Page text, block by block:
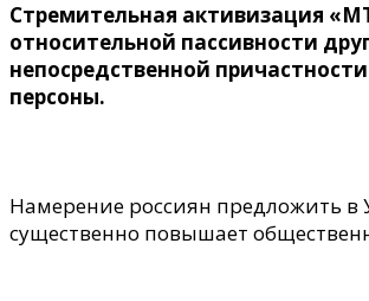
Стремительная активизация
относительной пассивности
непосредственной
персоны.
Намерение россиян предложить в
существенно повышает